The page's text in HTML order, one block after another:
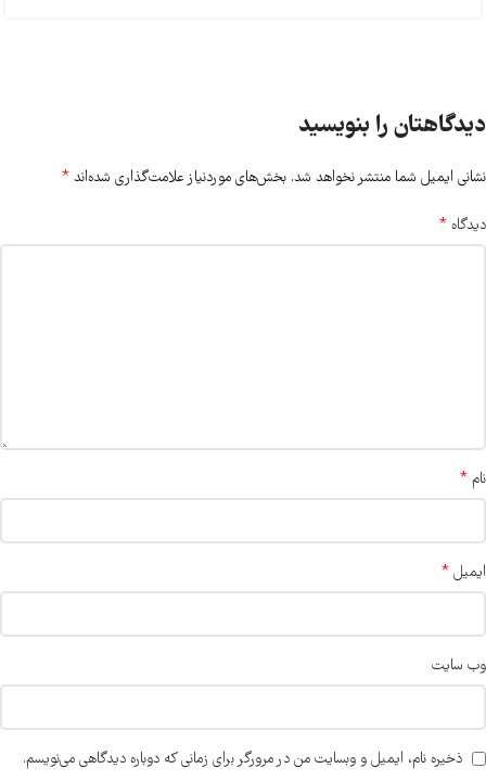
دیدگاهتان را بنویسید
نشانی ایمیل شما منتشر نخواهد شد. بخش‌های موردنیاز علامت‌گذاری شده‌اند *
دیدگاه *
نام *
ایمیل *
وب‌ سایت
ذخیره نام، ایمیل و وبسایت من در مرورگر برای زمانی که دوباره دیدگاهی می‌نویسم.